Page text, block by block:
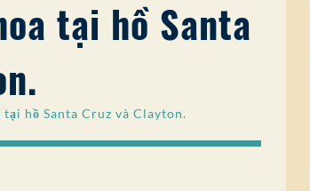
tại hồ Santa
hồ Santa Cruz và Clayton.